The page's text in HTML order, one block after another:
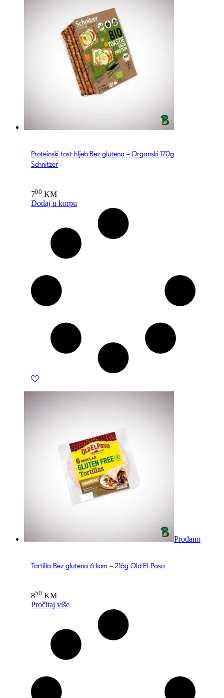
Proteinski tost hljeb Bez glutena – Organski 170g
Schnitzer
700 KM
Dodaj u korpu
Prodano
Tortilla Bez glutena 6 kom – 216g Old El Paso
850 KM
Pročitaj više